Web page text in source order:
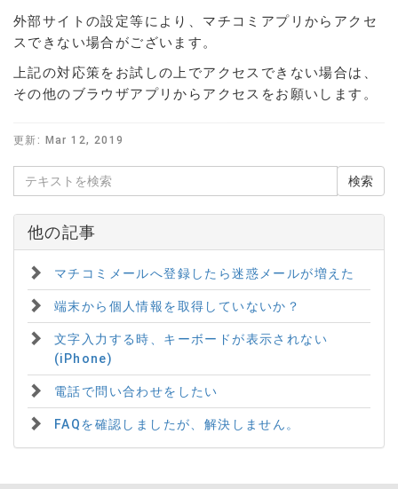
外部サイトの設定等により、マチコミアプリからアクセ
スできない場合がございます。
上記の対応策をお試しの上でアクセスできない場合は、
その他のブラウザアプリからアクセスをお願いします。
更新: Mar 12, 2019
他の記事
マチコミメールへ登録したら迷惑メールが増えた
端末から個人情報を取得していないか？
文字入力する時、キーボードが表示されない
(iPhone)
電話で問い合わせをしたい
FAQを確認しましたが、解決しません。